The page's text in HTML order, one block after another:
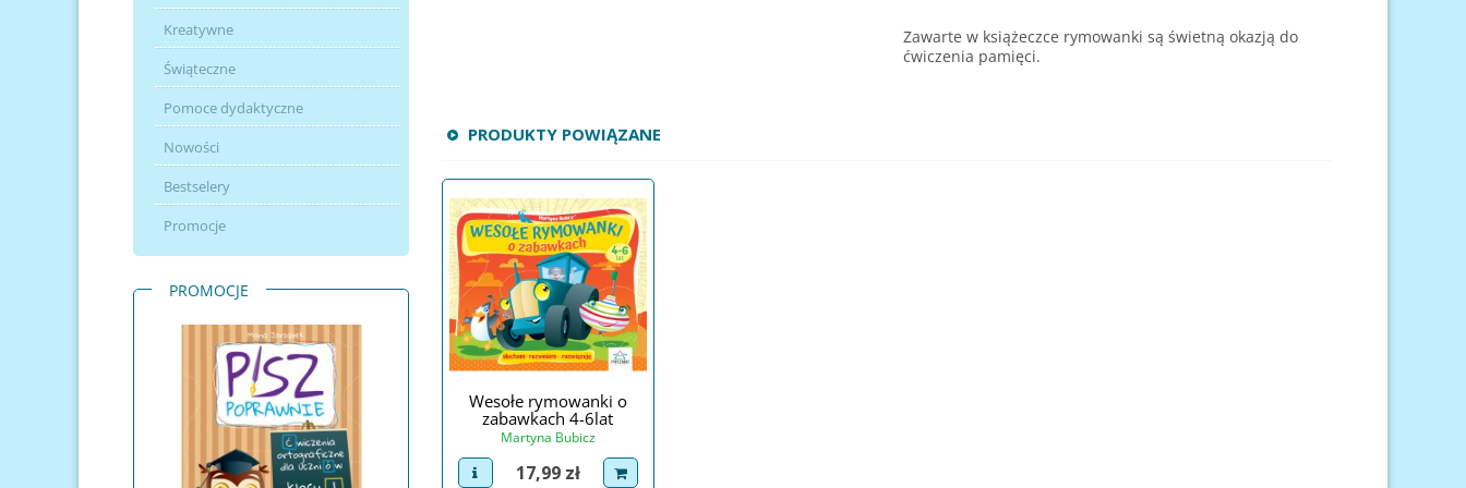
Kreatywne
Świąteczne
Pomoce dydaktyczne
Nowości
Bestselery
Promocje
PROMOCJE
Zawarte w książeczce rymowanki są świetną okazją do
ćwiczenia pamięci.
PRODUKTY POWIĄZANE
Wesołe rymowanki o
zabawkach 4-6lat
Martyna Bubicz
view product
Cena
17,99 zł dodaj do koszyka